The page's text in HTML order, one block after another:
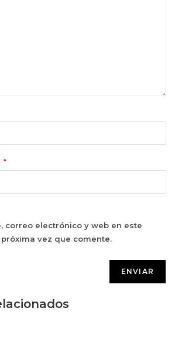
*
correo electrónico y web en este
vez que comente.